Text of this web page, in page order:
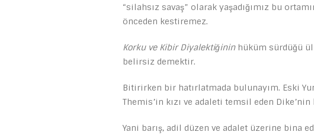
“silahsız savaş” olarak yaşadığımız bu
önceden kestiremez.
Korku ve Kibir Diyalektiğininhüküm sürdüğü
belirsiz demektir.
Bitirirken bir hatırlatmada bulunayım. Eski
Themis’in kızı ve adaleti temsil eden Dike’nin
Yani barış, adil düzen ve adalet üzerine bina